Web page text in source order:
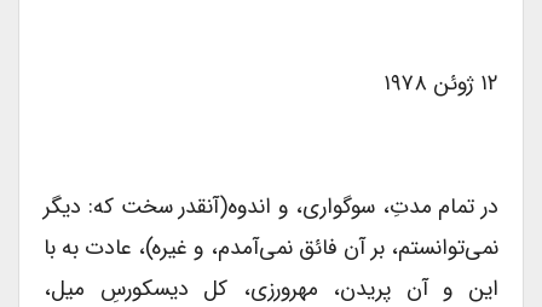
۱۲ ژوئن ۱۹۷۸
در تمام مدتِ، سوگواری، و اندوه(آنقدر سخت که: دیگر
نمی‌توانستم، بر آن فائق نمی‌آمدم، و غیره)، عادت‌ به با
این و آن پریدن، مهرورزی، کل دیسکورسِ میل،